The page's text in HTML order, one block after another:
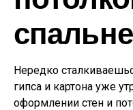
спальне
Нередко
гипса и картона уже
оформлении стен и